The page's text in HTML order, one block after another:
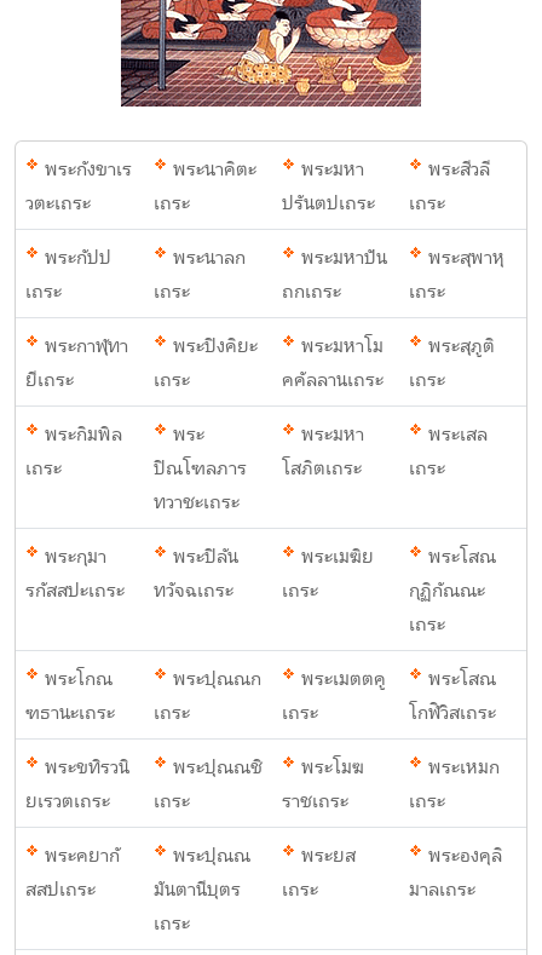
พระกังขาเร
วตะเถระ
พระนาคิตะ
เถระ
พระมหา
ปรันตปเถระ
พระสีวลี
เถระ
พระกัปป
เถระ
พระนาลก
เถระ
พระมหาปัน
ถกเถระ
พระสุพาหุ
เถระ
พระกาฬุทา
ยีเถระ
พระปิงคิยะ
เถระ
พระมหาโม
คคัลลานเถระ
พระสุภูติ
เถระ
พระกิมพิล
เถระ
พระ
ปิณโฑลภาร
ทวาชะเถระ
พระมหา
โสภิตเถระ
พระเสล
เถระ
พระกุมา
รกัสสปะเถระ
พระปิลัน
ทวัจฉเถระ
พระเมฆิย
เถระ
พระโสณ
กุฏิกัณณะ
เถระ
พระโกณ
ฑธานะเถระ
พระปุณณก
เถระ
พระเมตตคู
เถระ
พระโสณ
โกฬิวิสเถระ
พระขทิรวนิ
ยเรวตเถระ
พระปุณณชิ
เถระ
พระโมฆ
ราชเถระ
พระเหมก
เถระ
พระคยากั
สสปเถระ
พระปุณณ
มันตานีบุตร
เถระ
พระยส
เถระ
พระองคุลิ
มาลเถระ